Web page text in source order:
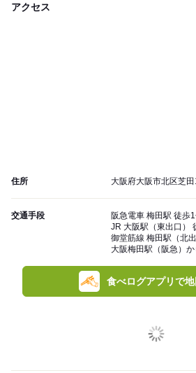
アクセス
住所 大阪府大阪市北区芝
交通手段
阪急電車 梅田駅 徒歩
JR 大阪駅（東出口）
御堂筋線 梅田駅（北
大阪梅田駅（阪急）
食べログアプリで地